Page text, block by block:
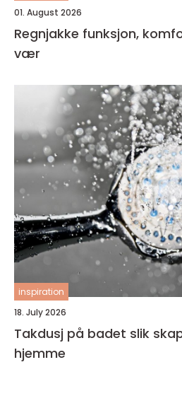
01. August 2026
Regnjakke funksjon, komfort og stil i all slags
vær
inspiration
18. July 2026
Takdusj på badet slik skaper du spafølelse
hjemme